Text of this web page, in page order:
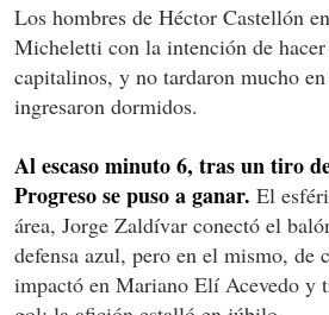
Los hombres de Héctor Castellón
Micheletti con la intención de
capitalinos, y no tardaron mucho
ingresaron dormidos.
Al escaso minuto 6, tras un tiro
Progreso se puso a ganar. El
área, Jorge Zaldívar conectó el
defensa azul, pero en el mismo, de
impactó en Mariano Elí Acevedo y